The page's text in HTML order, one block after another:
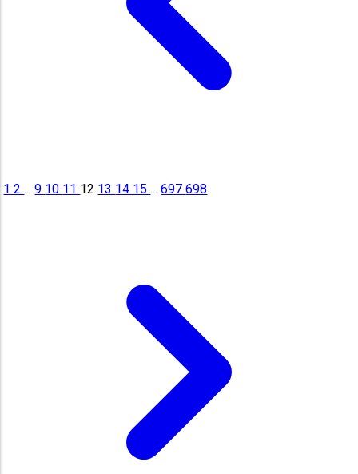
12... 9 10 11 12 13 14 15... 697698